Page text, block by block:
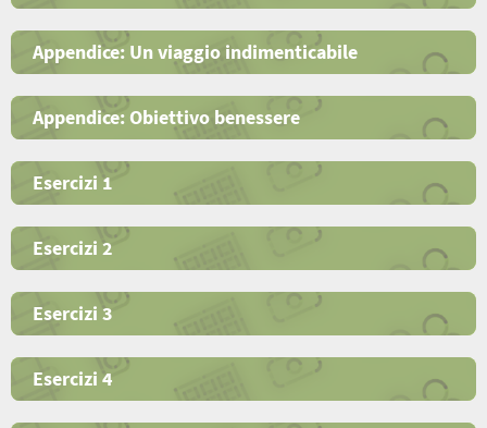
Appendice: Un viaggio indimenticabile
Appendice: Obiettivo benessere
Esercizi 1
Esercizi 2
Esercizi 3
Esercizi 4